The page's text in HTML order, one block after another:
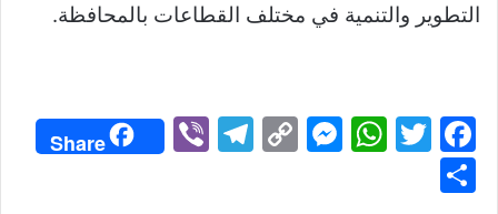
التطوير والتنمية في مختلف القطاعات بالمحافظة.
F
T
W
M
C
T
Vi
b
Share